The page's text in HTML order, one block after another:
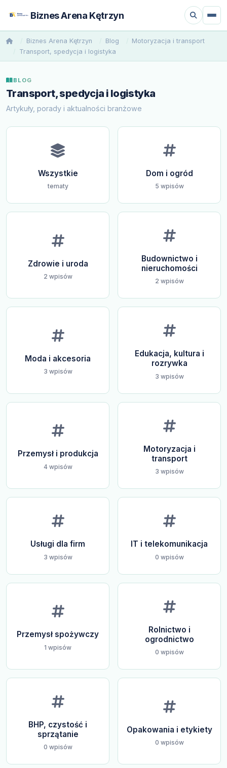
Biznes Arena Kętrzyn
Biznes Arena Kętrzyn Blog
Motoryzacja i transport
Transport, spedycja i logistyka
BLOG
Transport, spedycja i logistyka
Artykuły, porady i aktualności branżowe
Wszystkie
tematy
Dom i ogród
5 wpisów
Zdrowie i uroda
2 wpisów
Budownictwo i
nieruchomości
2 wpisów
Moda i akcesoria
3 wpisów
Edukacja, kultura i
rozrywka
3 wpisów
Przemysł i produkcja
4 wpisów
Motoryzacja i
transport
3 wpisów
Usługi dla firm
3 wpisów
IT i telekomunikacja
0 wpisów
Przemysł spożywczy
1 wpisów
Rolnictwo i
ogrodnictwo
0 wpisów
BHP, czystość i
sprzątanie
0 wpisów
Opakowania i etykiety
0 wpisów